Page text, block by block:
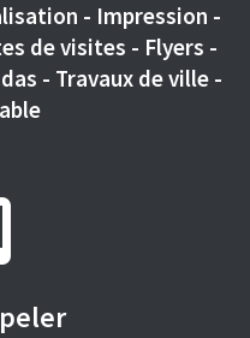
- Impression -
de visites - Flyers -
- Travaux de ville -